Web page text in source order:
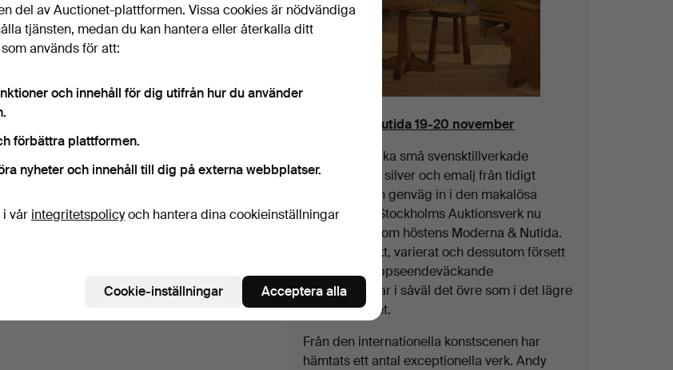
Moderna & Nutida 19-20 november
Ett par drömlika små svensktillverkade
bonbonjärer i silver och emalj från tidigt
1900-tal är en genväg in i den makalösa
katalog som Stockholms Auktionsverk nu
presenterar som höstens Moderna & Nutida.
Utbudet är rikt, varierat och dessutom försett
med några uppseendeväckande
överraskningar i såväl det övre som i det lägre
prissegmentet.
Från den internationella konstscenen har
hämtats ett antal exceptionella verk. Andy
del av Auctionet-plattformen. Vissa cookies är nödvändiga
tjänsten, medan du kan hantera eller återkalla ditt
används för att:
och innehåll för dig utifrån hur du använder
förbättra plattformen.
nyheter och innehåll till dig på externa webbplatser.
i vår integritetspolicyoch hantera dina cookieinställningar
Cookie-inställningar Acceptera alla